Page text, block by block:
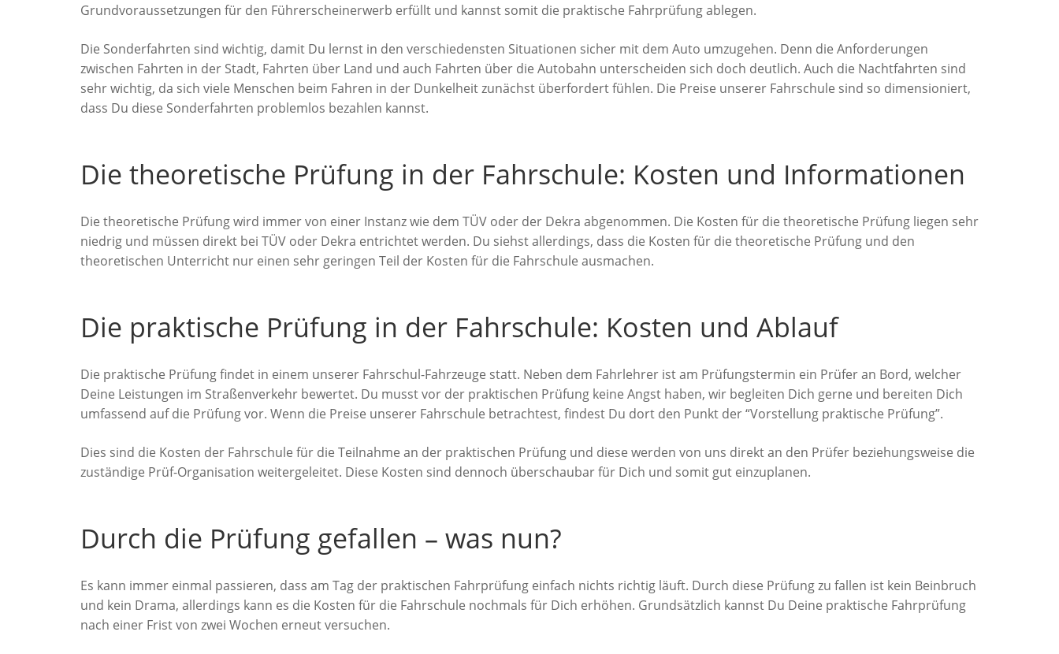
Grundvoraussetzungen für den Führerscheinerwerb erfüllt und kannst somit die praktische Fahrprüfung ablegen.
Die Sonderfahrten sind wichtig, damit Du lernst in den verschiedensten Situationen sicher mit dem Auto umzugehen. Denn die Anforderungen
zwischen Fahrten in der Stadt, Fahrten über Land und auch Fahrten über die Autobahn unterscheiden sich doch deutlich. Auch die Nachtfahrten sind
sehr wichtig, da sich viele Menschen beim Fahren in der Dunkelheit zunächst überfordert fühlen. Die Preise unserer Fahrschule sind so dimensioniert,
dass Du diese Sonderfahrten problemlos bezahlen kannst.
Die theoretische Prüfung in der Fahrschule: Kosten und Informationen
Die theoretische Prüfung wird immer von einer Instanz wie dem TÜV oder der Dekra abgenommen. Die Kosten für die theoretische Prüfung liegen sehr
niedrig und müssen direkt bei TÜV oder Dekra entrichtet werden. Du siehst allerdings, dass die Kosten für die theoretische Prüfung und den
theoretischen Unterricht nur einen sehr geringen Teil der Kosten für die Fahrschule ausmachen.
Die praktische Prüfung in der Fahrschule: Kosten und Ablauf
Die praktische Prüfung findet in einem unserer Fahrschul-Fahrzeuge statt. Neben dem Fahrlehrer ist am Prüfungstermin ein Prüfer an Bord, welcher
Deine Leistungen im Straßenverkehr bewertet. Du musst vor der praktischen Prüfung keine Angst haben, wir begleiten Dich gerne und bereiten Dich
umfassend auf die Prüfung vor. Wenn die Preise unserer Fahrschule betrachtest, findest Du dort den Punkt der “Vorstellung praktische Prüfung”.
Dies sind die Kosten der Fahrschule für die Teilnahme an der praktischen Prüfung und diese werden von uns direkt an den Prüfer beziehungsweise die
zuständige Prüf-Organisation weitergeleitet. Diese Kosten sind dennoch überschaubar für Dich und somit gut einzuplanen.
Durch die Prüfung gefallen – was nun?
Es kann immer einmal passieren, dass am Tag der praktischen Fahrprüfung einfach nichts richtig läuft. Durch diese Prüfung zu fallen ist kein Beinbruch
und kein Drama, allerdings kann es die Kosten für die Fahrschule nochmals für Dich erhöhen. Grundsätzlich kannst Du Deine praktische Fahrprüfung
nach einer Frist von zwei Wochen erneut versuchen.